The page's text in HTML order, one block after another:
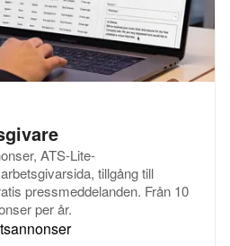
ATS-Lite-
tillgång till
pressmeddelanden. Från 10
per år.